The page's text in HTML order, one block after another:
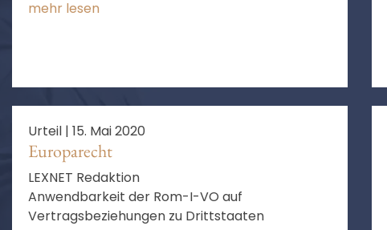
mehr lesen
Urteil | 15. Mai 2020
Europarecht
LEXNET Redaktion
Anwendbarkeit der Rom-I-VO auf
Vertragsbeziehungen zu Drittstaaten